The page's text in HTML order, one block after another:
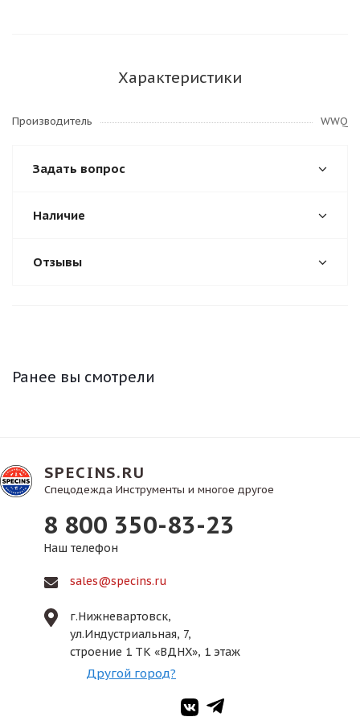
Характеристики
Производитель WWQ
Задать вопрос
Наличие
Отзывы
Ранее вы смотрели
SPECINS.RU
Спецодежда Инструменты и многое другое
8 800 350-83-23
Наш телефон
sales@specins.ru
г.Нижневартовск,
ул.Индустриальная, 7,
строение 1 ТК «ВДНХ», 1 этаж
Другой город?